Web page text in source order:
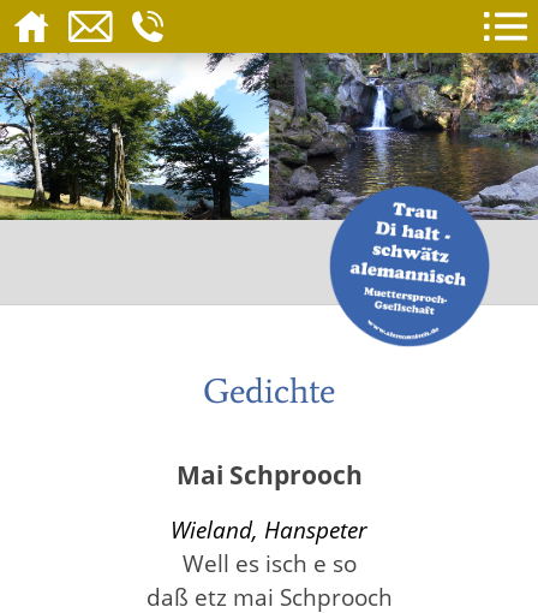
Gedichte
Mai Schprooch
Wieland, Hanspeter
Well es isch e so
daß etz mai Schprooch